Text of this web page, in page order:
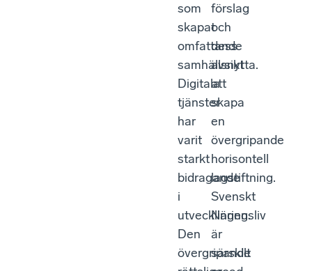
som
skapat
omfattande
samhällsnytta.
Digitala
tjänster
har
varit
starkt
bidragande
i
utvecklingen.
Den
övergripande
förslag
och
dess
avsikt
att
skapa
en
övergripande
horisontell
lagstiftning.
Svenskt
Näringsliv
är
särskilt